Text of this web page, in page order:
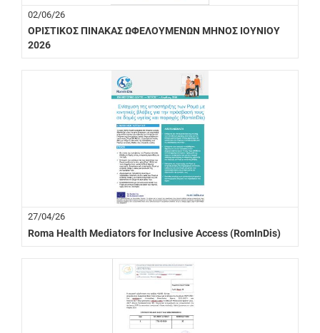
02/06/26
ΟΡΙΣΤΙΚΟΣ ΠΙΝΑΚΑΣ ΩΦΕΛΟΥΜΕΝΩΝ ΜΗΝΟΣ ΙOYNIOY
2026
27/04/26
Roma Health Mediators for Inclusive Access (RomInDis)